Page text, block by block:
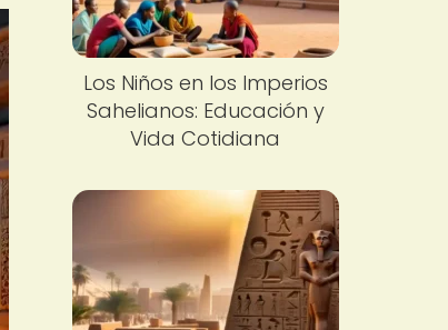
Los Niños en los Imperios
Sahelianos: Educación y
Vida Cotidiana